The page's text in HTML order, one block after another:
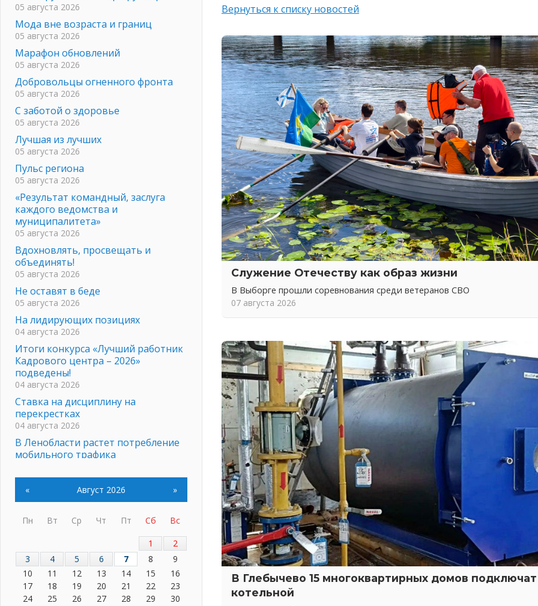
Вернуться к списку новостей
Служение Отечеству как образ жизни
В Выборге прошли соревнования среди ветеранов СВО
07 августа 2026
В Глебычево 15 многоквартирных домов подключат
котельной
05 августа 2026
Мода вне возраста и границ
05 августа 2026
Марафон обновлений
05 августа 2026
Добровольцы огненного фронта
05 августа 2026
С заботой о здоровье
05 августа 2026
Лучшая из лучших
05 августа 2026
Пульс региона
05 августа 2026
«Результат командный, заслуга
каждого ведомства и
муниципалитета»
05 августа 2026
Вдохновлять, просвещать и
объединять!
05 августа 2026
Не оставят в беде
05 августа 2026
На лидирующих позициях
04 августа 2026
Итоги конкурса «Лучший работник
Кадрового центра – 2026»
подведены!
04 августа 2026
Ставка на дисциплину на
перекрестках
04 августа 2026
В Ленобласти растет потребление
мобильного трафика
04 августа 2026
04 августа 2026
04 августа 2026
Регион готовится к выборам
04 августа 2026
Никакого принуждения, только
« Август 2026 »
Пн Вт Ср Чт Пт Сб
Вс
1
2
3
4 5 6 7 8
9
10
11 12 13 14 15
16
17
18 19 20 21 22
23
24
25 26 27 28 29
30